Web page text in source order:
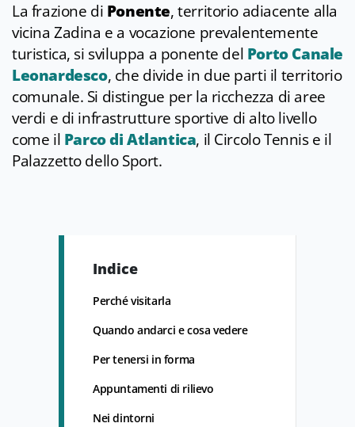
La frazione di Ponente, territorio adiacente alla
vicina Zadina e a vocazione prevalentemente
turistica, si sviluppa a ponente del Porto Canale
Leonardesco, che divide in due parti il territorio
comunale. Si distingue per la ricchezza di aree
verdi e di infrastrutture sportive di alto livello
come il Parco di Atlantica, il Circolo Tennis e il
Palazzetto dello Sport.
Indice
Perché visitarla
Quando andarci e cosa vedere
Per tenersi in forma
Appuntamenti di rilievo
Nei dintorni